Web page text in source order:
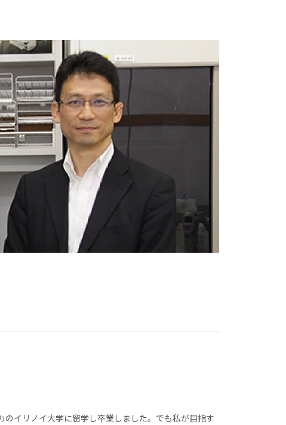
イリノイ大学に留学し卒業しました。でも私が目指す